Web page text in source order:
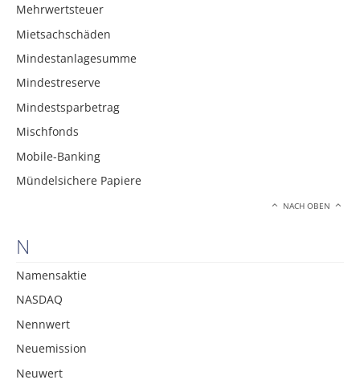
Mehrwertsteuer
Mietsachschäden
Mindestanlagesumme
Mindestreserve
Mindestsparbetrag
Mischfonds
Mobile-Banking
Mündelsichere Papiere
NACH OBEN
N
Namensaktie
NASDAQ
Nennwert
Neuemission
Neuwert